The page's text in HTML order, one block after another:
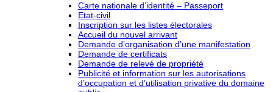
Carte nationale d’identité – Passeport
Etat-civil
Inscription sur les listes électorales
Accueil du nouvel arrivant
Demande d’organisation d’une manifestation
Demande de certificats
Demande de relevé de propriété
Publicité et information sur les autorisations
d’occupation et d’utilisation privative du domaine